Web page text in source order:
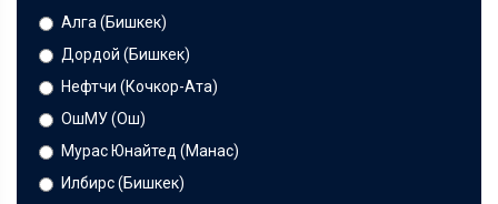
Алга (Бишкек)
Дордой (Бишкек)
Нефтчи (Кочкор-Ата)
ОшМУ (Ош)
Мурас Юнайтед (Манас)
Илбирс (Бишкек)